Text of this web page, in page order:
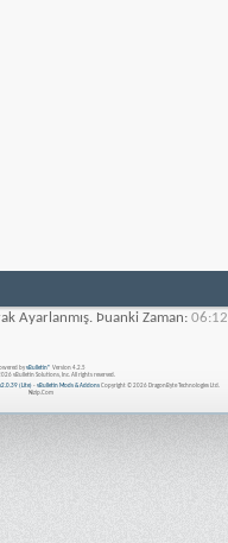
Ayarlanmış. Þuanki Zaman: 06:12
by vBulletin® Version 4.2.5
vBulletin Solutions, Inc. All rights reserved.
v2.0.39 (Lite)- vBulletin Mods & AddonsCopyright © 2026 DragonByte Technologies Ltd.
Nizip.Com